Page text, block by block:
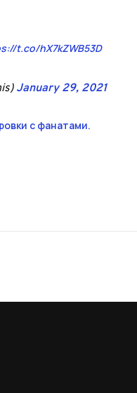
t.co/hX7kZWB53D
January 29, 2021
с фанатами.